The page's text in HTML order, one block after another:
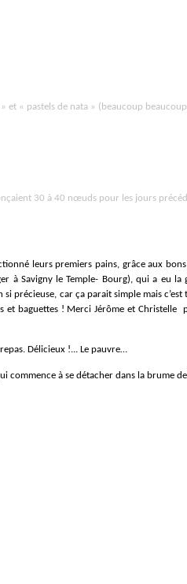
« pastels de nata » (beaucoup beaucoup
30 à 40 nœuds pour les jours
leurs premiers pains, grâce aux bons
à Savigny le Temple- Bourg), qui a eu la
précieuse, car ça parait simple mais
et baguettes ! Merci Jérôme et Christelle
Délicieux !... Le pauvre…
commence à se détacher dans la brume